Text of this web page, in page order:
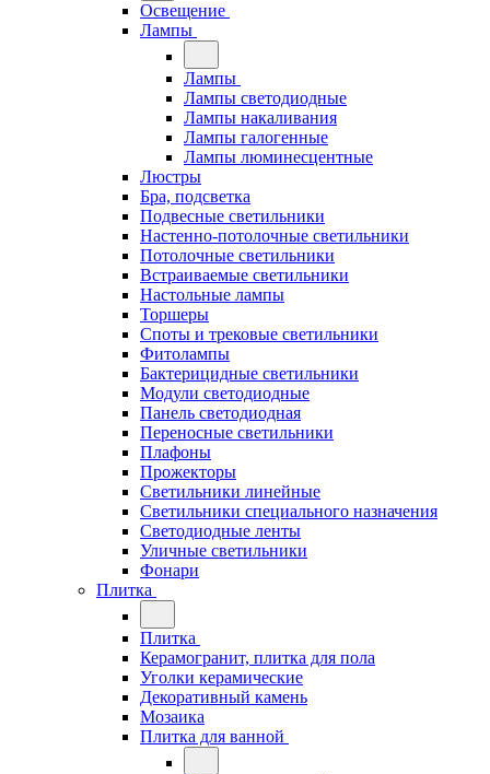
Освещение
Лампы
Лампы
Лампы светодиодные
Лампы накаливания
Лампы галогенные
Лампы люминесцентные
Люстры
Бра, подсветка
Подвесные светильники
Настенно-потолочные светильники
Потолочные светильники
Встраиваемые светильники
Настольные лампы
Торшеры
Споты и трековые светильники
Фитолампы
Бактерицидные светильники
Модули светодиодные
Панель светодиодная
Переносные светильники
Плафоны
Прожекторы
Светильники линейные
Светильники специального назначения
Светодиодные ленты
Уличные светильники
Фонари
Плитка
Плитка
Керамогранит, плитка для пола
Уголки керамические
Декоративный камень
Мозаика
Плитка для ванной